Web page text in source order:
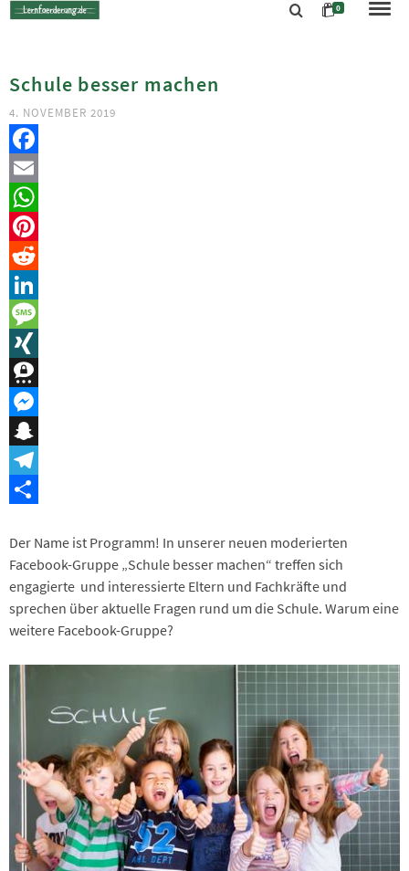
0
Schule besser machen
4. NOVEMBER 2019
Facebook
Email
WhatsApp
Pinterest
Reddit
LinkedIn
Message
XING
Threema
Messenger
Snapchat
Telegram
Der Name ist Programm! In unserer neuen moderierten
Facebook-Gruppe „Schule besser machen“ treffen sich
engagierte und interessierte Eltern und Fachkräfte und
sprechen über aktuelle Fragen rund um die Schule. Warum eine
weitere Facebook-Gruppe?